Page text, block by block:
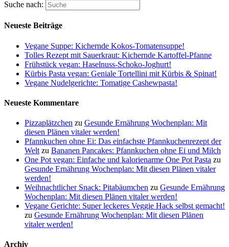
Suche nach:
Neueste Beiträge
Vegane Suppe: Kichernde Kokos-Tomatensuppe!
Tolles Rezept mit Sauerkraut: Kichernde Kartoffel-Pfanne
Frühstück vegan: Haselnuss-Schoko-Joghurt!
Kürbis Pasta vegan: Geniale Tortellini mit Kürbis & Spinat!
Vegane Nudelgerichte: Tomatige Cashewpasta!
Neueste Kommentare
Pizzaplätzchen zu Gesunde Ernährung Wochenplan: Mit
diesen Plänen vitaler werden!
Pfannkuchen ohne Ei: Das einfachste Pfannkuchenrezept der
Welt zu Bananen Pancakes: Pfannkuchen ohne Ei und Milch
One Pot vegan: Einfache und kalorienarme One Pot Pasta zu
Gesunde Ernährung Wochenplan: Mit diesen Plänen vitaler
werden!
Weihnachtlicher Snack: Pitabäumchen zu Gesunde Ernährung
Wochenplan: Mit diesen Plänen vitaler werden!
Vegane Gerichte: Super leckeres Veggie Hack selbst gemacht!
zu Gesunde Ernährung Wochenplan: Mit diesen Plänen
vitaler werden!
Archiv